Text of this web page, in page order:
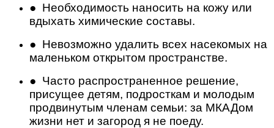
● Необходимость наносить на кожу или
вдыхать химические составы.
● Невозможно удалить всех насекомых на
маленьком открытом пространстве.
● Часто распространенное решение,
присущее детям, подросткам и молодым
продвинутым членам семьи: за МКАДом
жизни нет и загород я не поеду.